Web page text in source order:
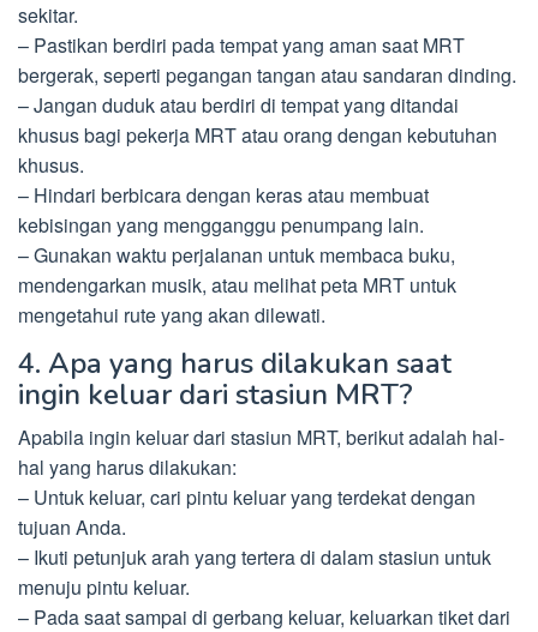
sekitar.
– Pastikan berdiri pada tempat yang aman saat MRT
bergerak, seperti pegangan tangan atau sandaran dinding.
– Jangan duduk atau berdiri di tempat yang ditandai
khusus bagi pekerja MRT atau orang dengan kebutuhan
khusus.
– Hindari berbicara dengan keras atau membuat
kebisingan yang mengganggu penumpang lain.
– Gunakan waktu perjalanan untuk membaca buku,
mendengarkan musik, atau melihat peta MRT untuk
mengetahui rute yang akan dilewati.
4. Apa yang harus dilakukan saat
ingin keluar dari stasiun MRT?
Apabila ingin keluar dari stasiun MRT, berikut adalah hal-
hal yang harus dilakukan:
– Untuk keluar, cari pintu keluar yang terdekat dengan
tujuan Anda.
– Ikuti petunjuk arah yang tertera di dalam stasiun untuk
menuju pintu keluar.
– Pada saat sampai di gerbang keluar, keluarkan tiket dari